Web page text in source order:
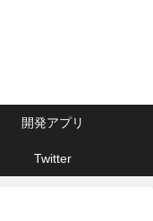
開発アプリ
Twitter